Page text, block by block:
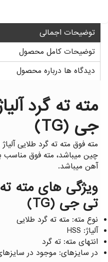
توضیحات اجمالی
توضیحات کامل محصول
دیدگاه ها درباره محصول
جی (TG)
چین میباشد، مته فوق مناسب
آهن میباشد.
تی جی (TG)
نوع مته: مته ته گرد طلایی
آلیاژ: HSS
انتهای مته: ته گرد
در سایزهای: موجود در سایزهای ۱ میلیمتر تا ۲۰